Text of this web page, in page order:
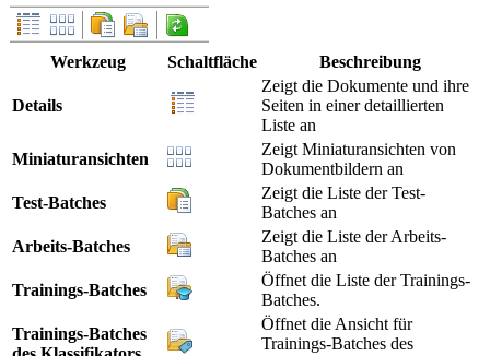
Werkzeug Schaltfläche Beschreibung
Details
Zeigt die Dokumente und ihre
Seiten in einer detaillierten
Liste an
Miniaturansichten
Zeigt Miniaturansichten von
Dokumentbildern an
Test-Batches
Zeigt die Liste der Test-
Batches an
Arbeits-Batches
Zeigt die Liste der Arbeits-
Batches an
Trainings-Batches
Öffnet die Liste der Trainings-
Batches.
Trainings-Batches
Öffnet die Ansicht für
Trainings-Batches des